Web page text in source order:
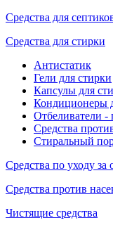
Средства для
Средства для стирки
Антистатик
Гели для стирки
Капсулы для
Кондиционеры
Отбеливатели -
Средства
Стиральный
Средства по уходу за
Средства против
Чистящие средства